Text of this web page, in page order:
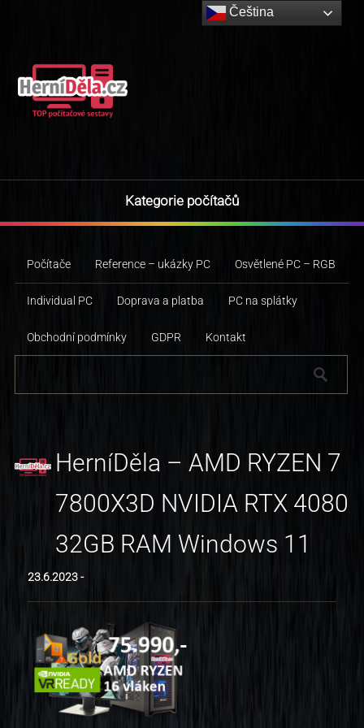
Kategorie počítačů
Počítače Reference – ukázky PC Osvětlené PC – RGB
Individual PC Doprava a platba PC na splátky
Obchodní podmínky GDPR Kontakt
HerníDěla – AMD RYZEN 7
7800X3D NVIDIA RTX 4080
32GB RAM Windows 11
23.6.2023 -
Čeština‎